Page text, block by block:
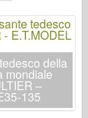
della
mondiale
–
135